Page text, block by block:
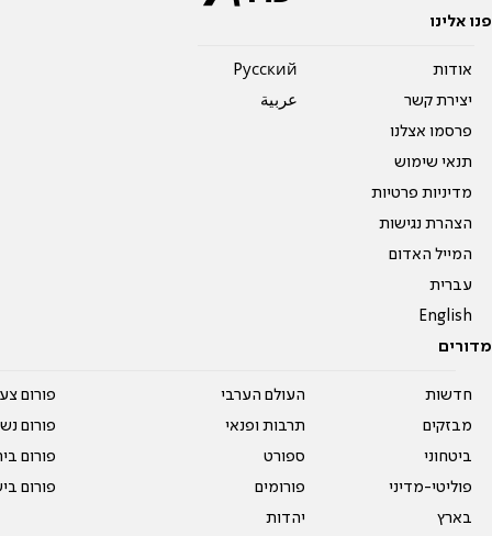
פנו אלינו
אודות
יצירת קשר
פרסמו אצלנו
תנאי שימוש
מדיניות פרטיות
הצהרת נגישות
המייל האדום
עברית
English
Pусский
عربية
מדורים
חדשות
מבזקים
ביטחוני
פוליטי-מדיני
בארץ
העולם הערבי
תרבות ופנאי
ספורט
פורומים
יהדות
פורום
פורום
פורום
פורום